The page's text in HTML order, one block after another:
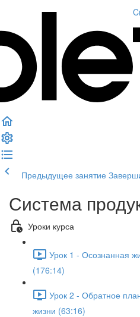
Предыдущее занятие
Система
Уроки курса
Урок 1 - Осознанная
(176:14)
Урок 2 - Обратное
жизни (63:16)